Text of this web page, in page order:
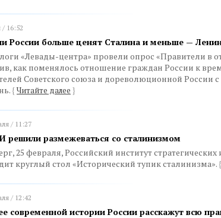
/ 16:52
России больше ценят Сталина и меньше —
«Левады-центра» провели опрос «Правители в
как поменялось отношение граждан России к
Советского союза и дореволюционной России с
{ Читайте далее }
/ 11:27
решили размежеваться со сталинизмом
25 февраля, Российский институт
круглый стол «Исторический тупик сталинизма». {
/ 12:42
современной истории России расскажут всю